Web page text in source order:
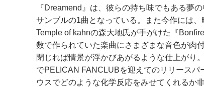
『Dreamend』は、彼らの持ち味でもある夢
サンブルの1曲となっている。また今作には
Temple of kahnの森大地氏が手がけた『
数で作られていた楽曲にさまざまな音色が肉
閉じれば情景が浮かびあがるような仕上がり
でPELICAN FANCLUBを迎えてのリリース
ウスでどのような化学反応をみせてくれるか